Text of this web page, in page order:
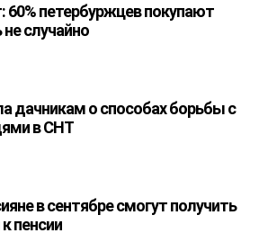
60% петербуржцев покупают
случайно
дачникам о способах борьбы с
в СНТ
в сентябре смогут получить
пенсии